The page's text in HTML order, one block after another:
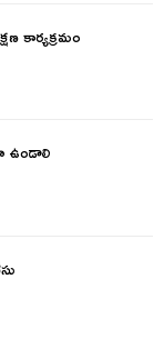
కార్యక్రమం
ఉండాలి